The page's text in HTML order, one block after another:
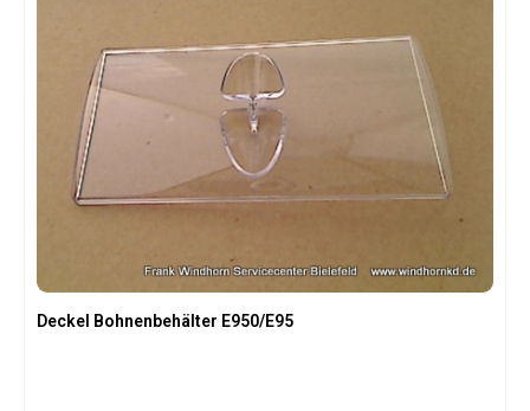
Deckel Bohnenbehälter E950/E95